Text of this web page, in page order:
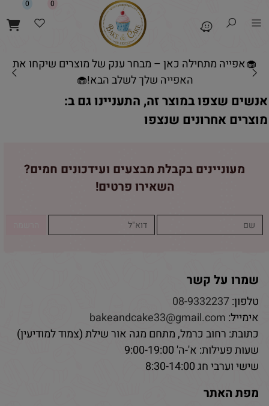
🧁אפייה מתחילה כאן – מבחר ענק של מוצרים שיקחו את
האפייה שלך לשלב הבא!🧁
0 0
אנשים שצפו במוצר זה, התעניינו גם ב:
מוצרים אחרונים שנצפו
מעוניינים בקבלת מבצעים ועידכונים חמים?
השאירו פרטים!
שמרו על קשר
טלפון:08-9332237
אימייל: bakeandcake33@gmail.com
כתובת: רחוב כרמל, מתחם מגה אור שילת (צמוד למודיעין)
שעות פעילות: א'-ה' 9:00-19:00
שישי וערבי חג 8:30-14:00
מפת האתר